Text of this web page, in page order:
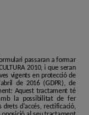
passaran a formar
2010, i que seran
vigents en protecció de
de 2016 (GDPR), de
Aquest tractament té
la possibilitat de fer
d'accés, rectificació,